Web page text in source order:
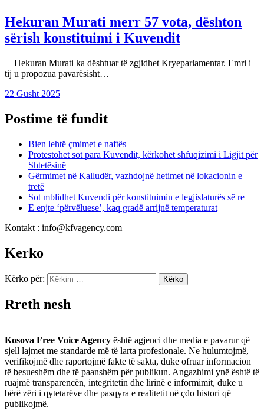
Hekuran Murati merr 57 vota, dështon
sërish konstituimi i Kuvendit
Hekuran Murati ka dështuar të zgjidhet Kryeparlamentar. Emri i
tij u propozua pavarësisht…
22 Gusht 2025
Postime të fundit
Bien lehtë çmimet e naftës
Protestohet sot para Kuvendit, kërkohet shfuqizimi i Ligjit për
Shtetësinë
Gërmimet në Kalludër, vazhdojnë hetimet në lokacionin e
tretë
Sot mblidhet Kuvendi për konstituimin e legjislaturës së re
E enjte ‘përvëluese’, kaq gradë arrijnë temperaturat
Kontakt : info@kfvagency.com
Kerko
Kërko për:
Rreth nesh
Kosova Free Voice Agency është agjenci dhe media e pavarur që
sjell lajmet me standarde më të larta profesionale. Ne hulumtojmë,
verifikojmë dhe raportojmë fakte të sakta, duke ofruar informacion
të besueshëm dhe të paanshëm për publikun. Angazhimi ynë është të
ruajmë transparencën, integritetin dhe lirinë e informimit, duke u
bërë zëri i qytetarëve dhe pasqyra e realitetit në çdo histori që
publikojmë.